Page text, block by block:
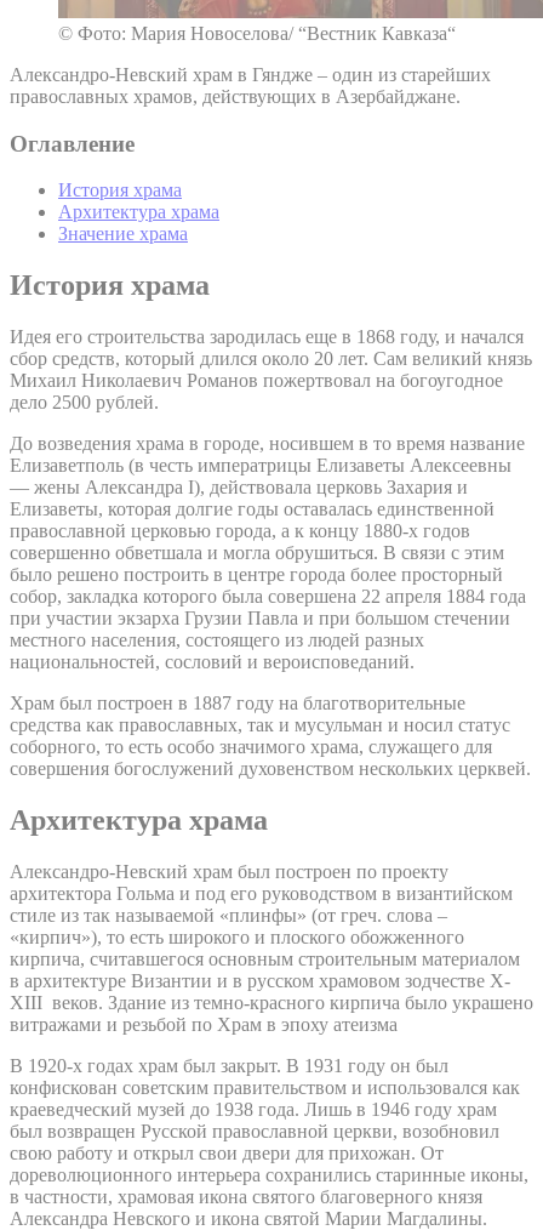
© Фото: Мария Новоселова/ “Вестник Кавказа“
Александро-Невский храм в Гяндже – один из старейших
православных храмов, действующих в Азербайджане.
Оглавление
История храма
Архитектура храма
Значение храма
История храма
Идея его строительства зародилась еще в 1868 году, и начался
сбор средств, который длился около 20 лет. Сам великий князь
Михаил Николаевич Романов пожертвовал на богоугодное
дело 2500 рублей.
До возведения храма в городе, носившем в то время название
Елизаветполь (в честь императрицы Елизаветы Алексеевны
— жены Александра I), действовала церковь Захария и
Елизаветы, которая долгие годы оставалась единственной
православной церковью города, а к концу 1880-х годов
совершенно обветшала и могла обрушиться. В связи с этим
было решено построить в центре города более просторный
собор, закладка которого была совершена 22 апреля 1884 года
при участии экзарха Грузии Павла и при большом стечении
местного населения, состоящего из людей разных
национальностей, сословий и вероисповеданий.
Храм был построен в 1887 году на благотворительные
средства как православных, так и мусульман и носил статус
соборного, то есть особо значимого храма, служащего для
совершения богослужений духовенством нескольких церквей.
Архитектура храма
Александро-Невский храм был построен по проекту
архитектора Гольма и под его руководством в византийском
стиле из так называемой «плинфы» (от греч. слова –
«кирпич»), то есть широкого и плоского обожженного
кирпича, считавшегося основным строительным материалом
в архитектуре Византии и в русском храмовом зодчестве X-
XIII веков. Здание из темно-красного кирпича было украшено
витражами и резьбой по Храм в эпоху атеизма
В 1920-х годах храм был закрыт. В 1931 году он был
конфискован советским правительством и использовался как
краеведческий музей до 1938 года. Лишь в 1946 году храм
был возвращен Русской православной церкви, возобновил
свою работу и открыл свои двери для прихожан. От
дореволюционного интерьера сохранились старинные иконы,
в частности, храмовая икона святого благоверного князя
Александра Невского и икона святой Марии Магдалины.